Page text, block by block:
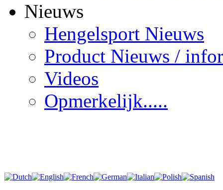
Nieuws
Hengelsport Nieuws
Product Nieuws /
Videos
Opmerkelijk.....